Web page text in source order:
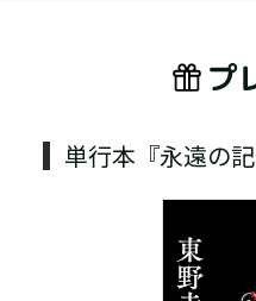
プ
単行本『永遠の